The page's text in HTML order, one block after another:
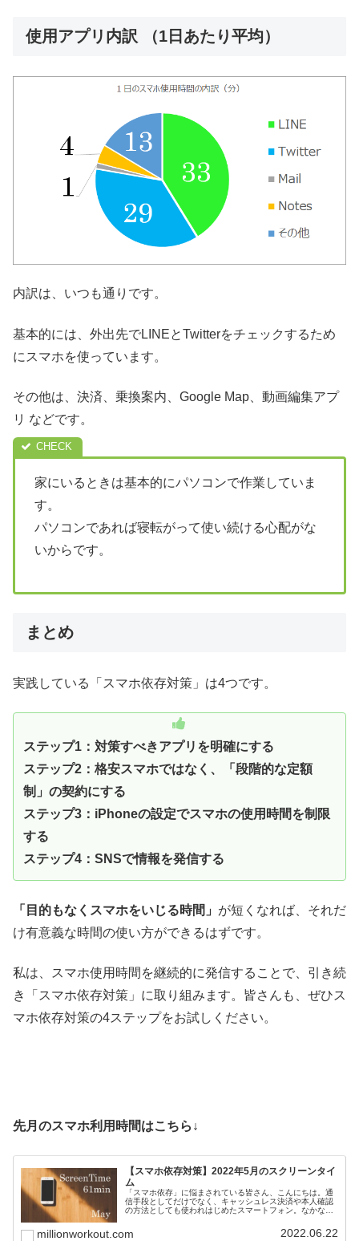
使用アプリ内訳 （1日あたり平均）
内訳は、いつも通りです。
基本的には、外出先でLINEとTwitterをチェックするため
にスマホを使っています。
その他は、決済、乗換案内、Google Map、動画編集アプ
リ などです。
家にいるときは基本的にパソコンで作業していま
す。
パソコンであれば寝転がって使い続ける心配がな
いからです。
まとめ
実践している「スマホ依存対策」は4つです。
ステップ1：対策すべきアプリを明確にする
ステップ2：格安スマホではなく、「段階的な定額
制」の契約にする
ステップ3：iPhoneの設定でスマホの使用時間を制限
する
ステップ4：SNSで情報を発信する
「目的もなくスマホをいじる時間」 が短くなれば、それだ
け有意義な時間の使い方ができるはずです。
私は、スマホ使用時間を継続的に発信することで、引き続
き「スマホ依存対策」に取り組みます。皆さんも、ぜひス
マホ依存対策の4ステップをお試しください。
先月のスマホ利用時間はこちら↓
【スマホ依存対策】2022年5月のスクリーンタイ
ム
「スマホ依存」に悩まされている皆さん、こんにちは。通
信手段としてだけでなく、キャッシュレス決済や本人確認
の方法としても使われはじめたスマートフォン。なかなか
millionworkout.com 2022.06.22